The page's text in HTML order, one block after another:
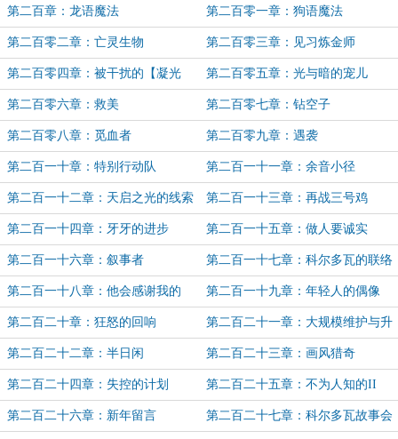
第二百章：龙语魔法 第二百零一章：狗语魔法
第二百零二章：亡灵生物 第二百零三章：见习炼金师
第二百零四章：被干扰的【凝光
术】
第二百零五章：光与暗的宠儿
第二百零六章：救美 第二百零七章：钻空子
第二百零八章：觅血者 第二百零九章：遇袭
第二百一十章：特别行动队 第二百一十一章：余音小径
第二百一十二章：天启之光的线索 第二百一十三章：再战三号鸡
第二百一十四章：牙牙的进步 第二百一十五章：做人要诚实
第二百一十六章：叙事者 第二百一十七章：科尔多瓦的联络
第二百一十八章：他会感谢我的 第二百一十九章：年轻人的偶像
第二百二十章：狂怒的回响 第二百二十一章：大规模维护与升
级
第二百二十二章：半日闲 第二百二十三章：画风猎奇
第二百二十四章：失控的计划 第二百二十五章：不为人知的II
第二百二十六章：新年留言 第二百二十七章：科尔多瓦故事会